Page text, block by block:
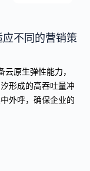
不同的营销策
原生弹性能力，
形成的高吞吐量冲
外呼，确保企业的